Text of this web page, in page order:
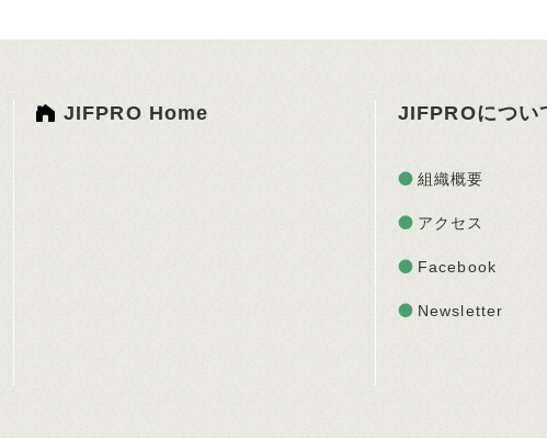
JIFPRO Home JIFPROについ
組織概要
アクセス
Facebook
Newsletter